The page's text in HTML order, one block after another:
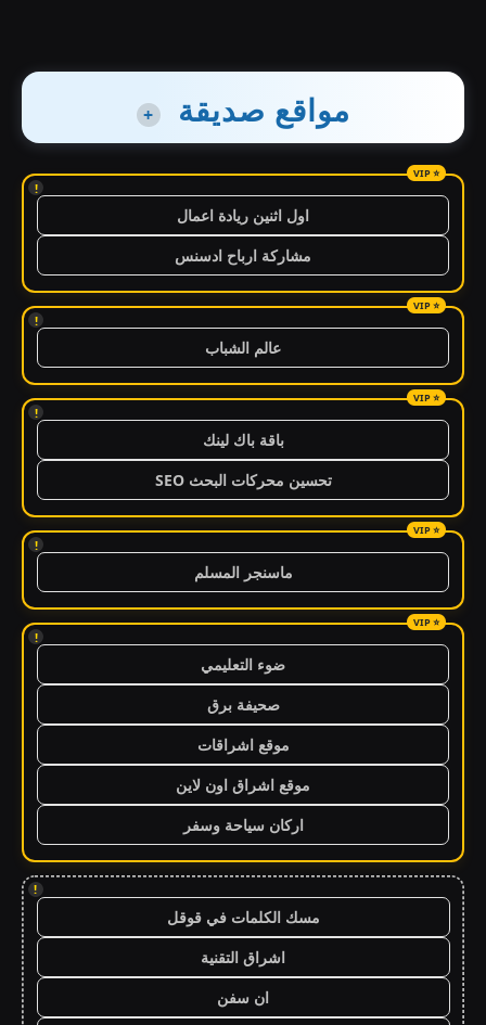
مواقع صديقة +
!
اول اثنين ريادة اعمال
مشاركة ارباح ادسنس
!
عالم الشباب
!
باقة باك لينك
تحسين محركات البحث SEO
!
ماسنجر المسلم
!
ضوء التعليمي
صحيفة برق
موقع اشراقات
موقع اشراق اون لاين
اركان سياحة وسفر
!
مسك الكلمات في قوقل
اشراق التقنية
ان سفن